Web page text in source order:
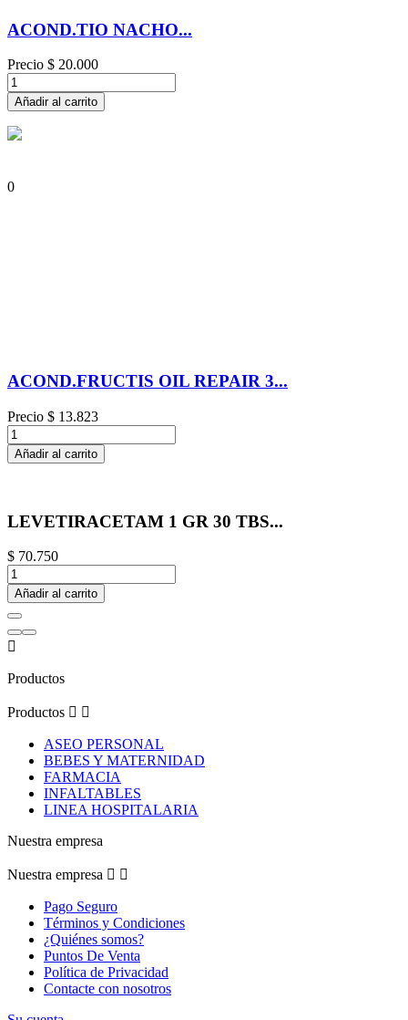
ACOND.TIO NACHO...
Precio $ 20.000
Añadir al carrito
0
ACOND.FRUCTIS OIL REPAIR 3...
Precio $ 13.823
Añadir al carrito
LEVETIRACETAM 1 GR 30 TBS...
$ 70.750
Añadir al carrito

Productos
Productos  
ASEO PERSONAL
BEBES Y MATERNIDAD
FARMACIA
INFALTABLES
LINEA HOSPITALARIA
Nuestra empresa
Nuestra empresa  
Pago Seguro
Términos y Condiciones
¿Quiénes somos?
Puntos De Venta
Política de Privacidad
Contacte con nosotros